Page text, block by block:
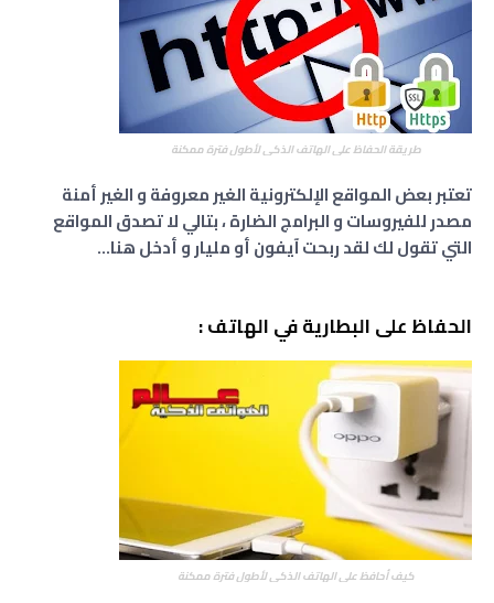
طريقة الحفاظ على الهاتف الذكي لأطول فترة ممكنة
تعتبر بعض المواقع الإلكترونية الغير معروفة و الغير أمنة
مصدر للفيروسات و البرامج الضارة ، بتالي لا تصدق المواقع
التي تقول لك لقد ربحت آيفون أو مليار و أدخل هنا...
الحفاظ على البطارية في الهاتف :
كيف أحافظ على الهاتف الذكي لأطول فترة ممكنة